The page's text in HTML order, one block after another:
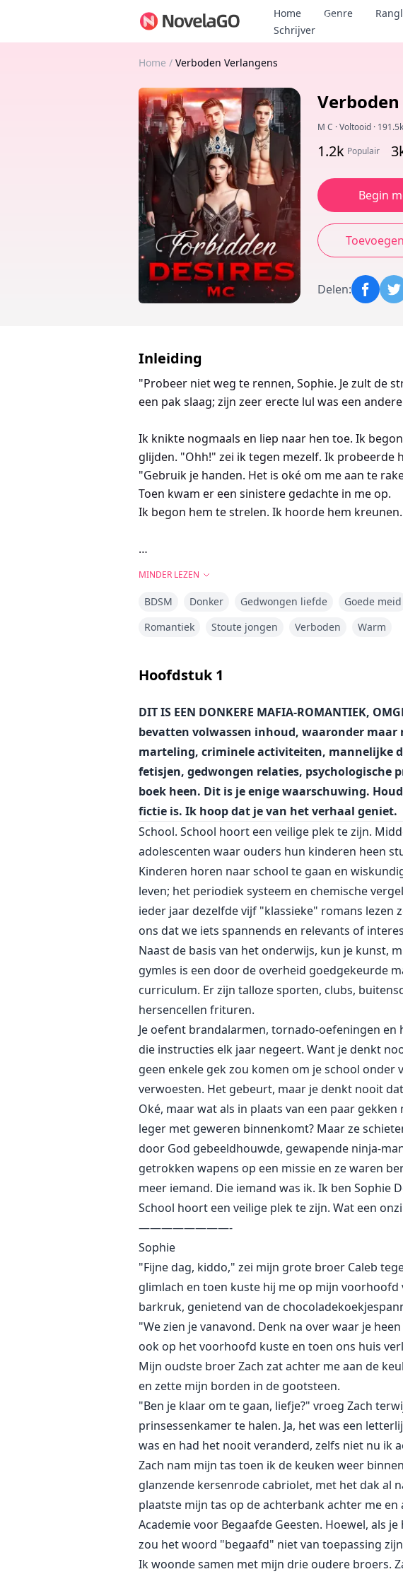
Home Genre
Schrijver
Bonus
Home / Verboden Verlangens
M C ·Voltooid ·
1.2k Populair
Begin
Delen:
Inleiding
"Probeer niet weg te rennen, Sophie. Je zult de
een pak slaag; zijn zeer erecte lul was een
Ik knikte nogmaals en liep naar hen toe. Ik
glijden. "Ohh!" zei ik tegen mezelf. Ik
"Gebruik je handen. Het is oké om me aan te
Toen kwam er een sinistere gedachte in me op.
Ik begon hem te strelen. Ik hoorde hem kreunen.
Alle drie zijn van plan haar te delen, te claimen
Ze wordt meegesleurd in hun wereld van
de duisternis haar laten opslokken en
MINDER LEZEN
BDSM Donker Gedwongen liefde Goede meid
Romantiek
Stoute jongen Verboden Warm
Hoofdstuk1
DIT IS EEN DONKERE MAFIA-ROMANTIEK,
bevatten volwassen inhoud, waaronder
marteling, criminele activiteiten, mannelijke
fetisjen, gedwongen relaties, psychologische
boek heen. Dit is je enige waarschuwing.
fictie is. Ik hoop dat je van het verhaal geniet.
School. School hoort een veilige plek te zijn.
adolescenten waar ouders hun kinderen heen
Kinderen horen naar school te gaan en
leven; het periodiek systeem en chemische
ieder jaar dezelfde vijf "klassieke" romans
ons dat we iets spannends en relevants of
Naast de basis van het onderwijs, kun je kunst,
gymles is een door de overheid goedgekeurde
curriculum. Er zijn talloze sporten, clubs,
hersencellen frituren.
Je oefent brandalarmen, tornado-oefeningen
die instructies elk jaar negeert. Want je denkt
geen enkele gek zou komen om je school
verwoesten. Het gebeurt, maar je denkt nooit
Oké, maar wat als in plaats van een paar
leger met geweren binnenkomt? Maar ze
door God gebeeldhouwde, gewapende ninja-
getrokken wapens op een missie en ze waren
meer iemand. Die iemand was ik. Ik ben Sophie
School hoort een veilige plek te zijn. Wat een
————————-
Sophie
"Fijne dag, kiddo," zei mijn grote broer Caleb
glimlach en toen kuste hij me op mijn
barkruk, genietend van de
"We zien je vanavond. Denk na over waar je
ook op het voorhoofd kuste en toen ons huis
Mijn oudste broer Zach zat achter me aan de
en zette mijn borden in de gootsteen.
"Ben je klaar om te gaan, liefje?" vroeg Zach
prinsessenkamer te halen. Ja, het was een
was en had het nooit veranderd, zelfs niet nu ik
Zach nam mijn tas toen ik de keuken weer
glanzende kersenrode cabriolet, met het dak al
plaatste mijn tas op de achterbank achter me
Academie voor Begaafde Geesten. Hoewel, als
zou het woord "begaafd" niet van toepassing
Ik woonde samen met mijn drie oudere broers.